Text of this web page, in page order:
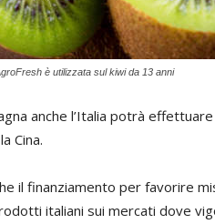
è utilizzata sul kiwi da 13 anni
anche l’Italia potrà effettuare
Cina.
il finanziamento per favorire
italiani sui mercati dove